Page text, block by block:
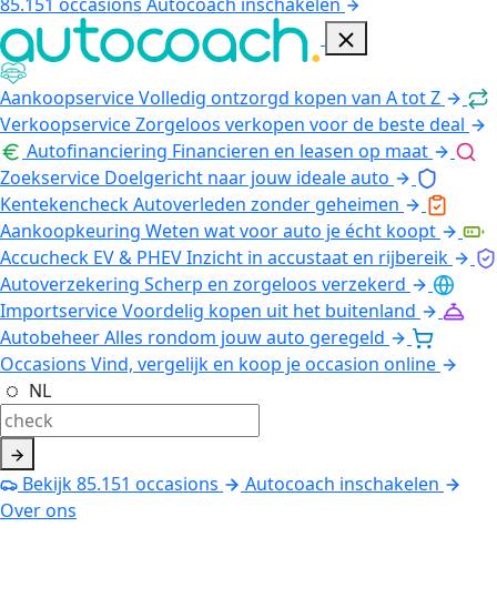
AankoopserviceVolledig ontzorgd kopen van A tot Z
VerkoopserviceZorgeloos verkopen voor de beste deal
Autofinanciering Financieren en leasen op maat
Zoekservice Doelgericht naar jouw ideale auto
KentekencheckAutoverleden zonder geheimen
Aankoopkeuring Weten wat voor auto je écht koopt
Accucheck EV & PHEVInzicht in accustaat en rijbereik
Autoverzekering Scherp en zorgeloos verzekerd
ImportserviceVoordelig kopen uit het buitenland
AutobeheerAlles rondom jouw auto geregeld
Occasions Vind, vergelijk en koop je occasion online
NL
Bekijk85.151 occasions
Autocoach inschakelen
Over ons